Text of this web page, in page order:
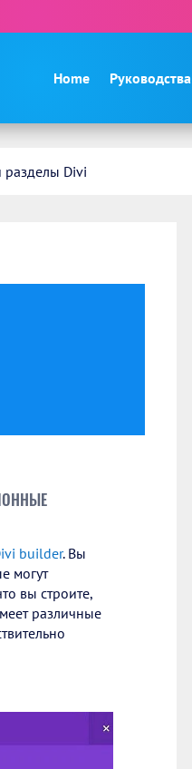
Home Руководства
разделы Divi
builder. Вы
могут
вы строите,
различные